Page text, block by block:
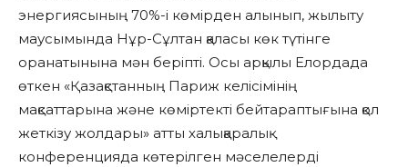
энергиясының 70%-і көмірден алынып, жылыту
маусымында Нұр-Сұлтан қаласы көк түтінге
оранатынына мән беріпті. Осы арқылы Елордада
өткен «Қазақстанның Париж келісімінің
мақсаттарына және көміртекті бейтараптығына қол
жеткізу жолдары» атты халықаралық
конференцияда көтерілген мәселелерді